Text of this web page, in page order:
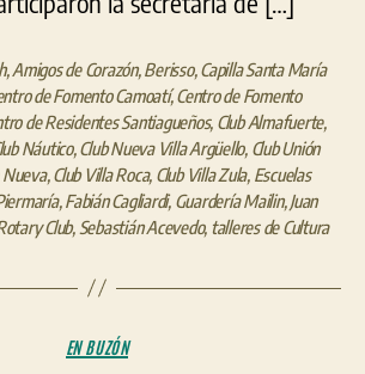
, Amigos de Corazón, Berisso, Capilla Santa María
de Fomento Camoatí,Centro de Fomento
de Residentes Santiagueños, Club Almafuerte,
Náutico, Club Nueva Villa Argüello, Club Unión
Nueva, Club Villa Roca, Club Villa Zula, Escuelas
, Fabián Cagliardi, Guardería Mailin, Juan
Club, Sebastián Acevedo, talleres de Cultura
Categorías
EN BUZÓN